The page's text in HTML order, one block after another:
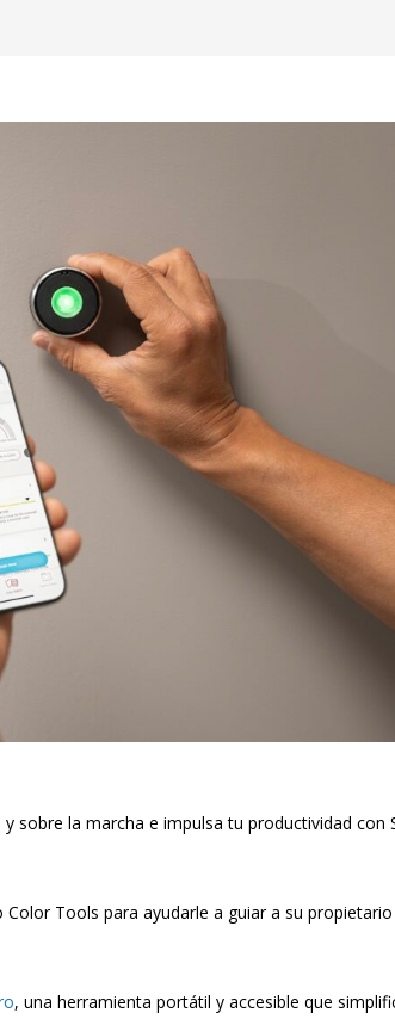
sobre la marcha e impulsa tu productividad con
Tools para ayudarle a guiar a su
, una herramienta portátil y accesible que